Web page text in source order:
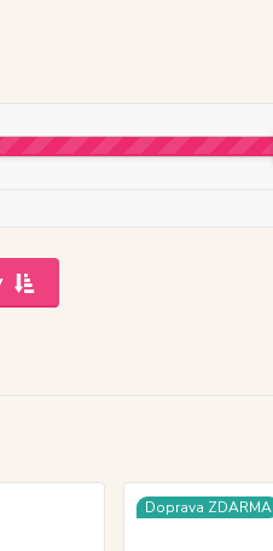
Doprava ZDARMA